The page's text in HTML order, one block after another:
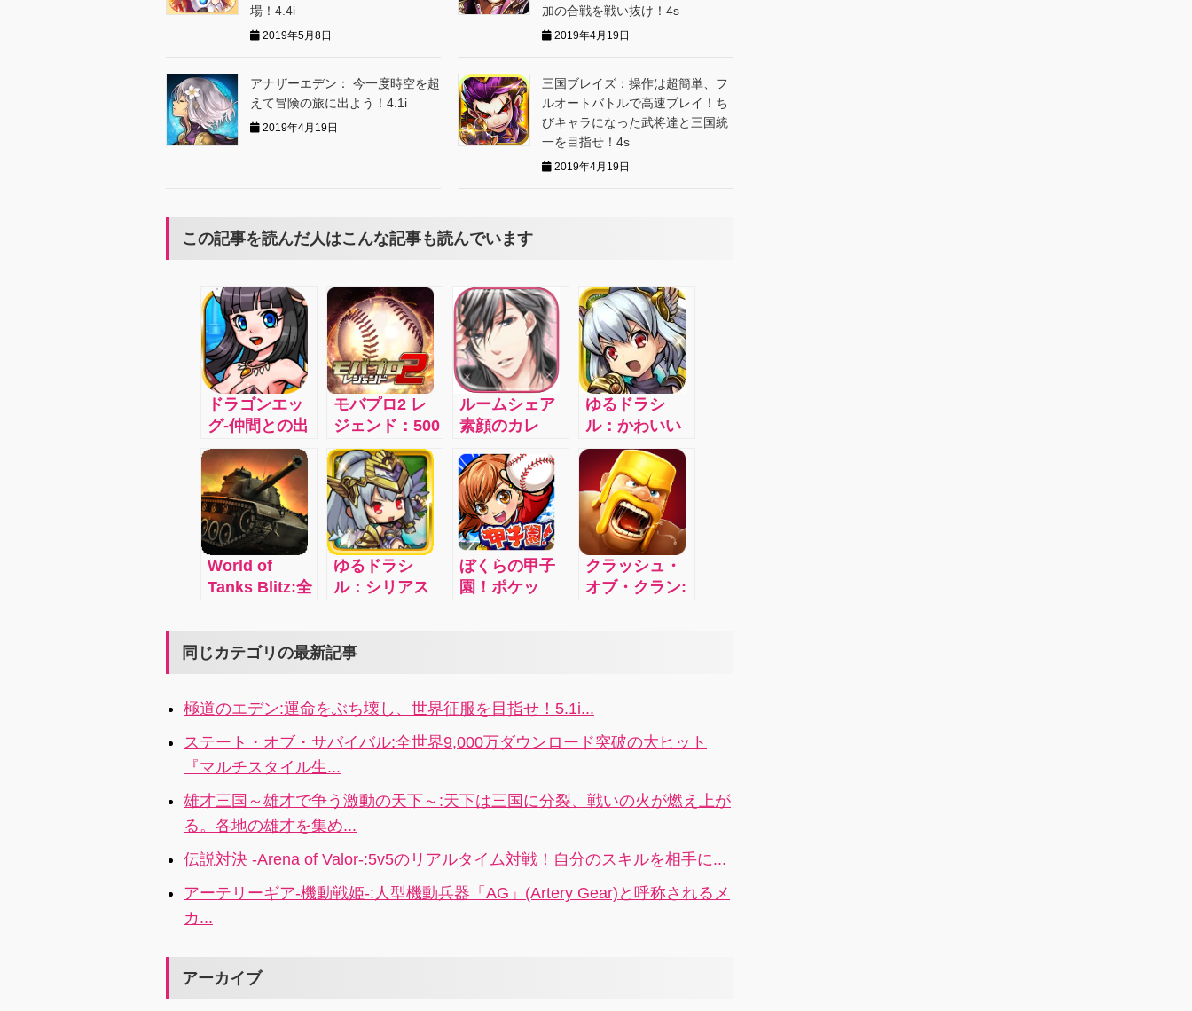
場！4.4i
2019年5月8日
加の合戦を戦い抜け！4s
2019年4月19日
アナザーエデン： 今一度時空を超
えて冒険の旅に出よう！4.1i
2019年4月19日
三国ブレイズ：操作は超簡単、フ
ルオートバトルで高速プレイ！ち
びキャラになった武将達と三国統
一を目指せ！4s
2019年4月19日
この記事を読んだ人はこんな記事も読んでいます
ドラゴンエッ
グ-仲間との出
会い×本格対戦
RPG：激闘！
リアルタイム
大戦略バト
ル！！仲間と
共に“ギルド
ラ”を育てて、
白熱の“ギルド
モバプロ2 レ
ジェンド：500
万人以上がプ
レイしたプロ
野球ゲーム
『モバプロ』
の新シリー
ズ！！歴代の
プロ野球OB選
手で最強のド
ーグ制覇を目
ルームシェア
素顔のカレ
ルームメイト
は全員オト
コ！？
ゆるドラシ
ル：かわいい
キャラで王道
RPG！
World of
Tanks Blitz:全
プレイヤーを
ションゲーム
がアプリ化！
自分の好きな
戦車で勝ち進
め！
ゆるドラシ
ル：シリアス
展開する神話
たこと無い！4
ぼくらの甲子
園！ポケッ
めざす大人気
の共闘スポー
クラッシュ・
オブ・クラン:
と対戦する本
格ストラテジ
同じカテゴリの最新記事
極道のエデン:運命をぶち壊し、世界征服を目指せ！5.1i...
ステート・オブ・サバイバル:全世界9,000万ダウンロード突破の大ヒット
『マルチスタイル生...
雄才三国～雄才で争う激動の天下～:天下は三国に分裂、戦いの火が燃え上が
る。各地の雄才を集め...
伝説対決 -Arena of Valor-:5v5のリアルタイム対戦！自分のスキルを相手に...
アーテリーギア-機動戦姫-:人型機動兵器「AG」(Artery Gear)と呼称されるメ
カ...
アーカイブ